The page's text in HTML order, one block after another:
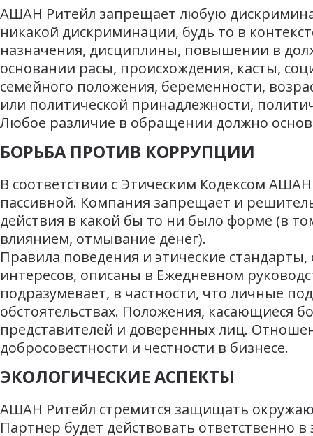
АШАН Ритейл запрещает любую
никакой дискриминации, будь то в
назначения, дисциплины, повышении в
основании расы, происхождения, касты,
семейного положения, беременности,
или политической принадлежности,
Любое различие в обращении должно
БОРЬБА ПРОТИВ КОРРУПЦИИ
В соответствии с Этическим Кодексом
пассивной. Компания запрещает и
действия в какой бы то ни было форме (в
влиянием, отмывание денег).
Правила поведения и этические
интересов, описаны в Ежедневном
подразумевает, в частности, что личные
обстоятельствах. Положения, касающиеся
представителей и доверенных лиц.
добросовестности и честности в бизнесе.
ЭКОЛОГИЧЕСКИЕ АСПЕКТЫ
АШАН Ритейл стремится защищать
Партнер будет действовать ответственно